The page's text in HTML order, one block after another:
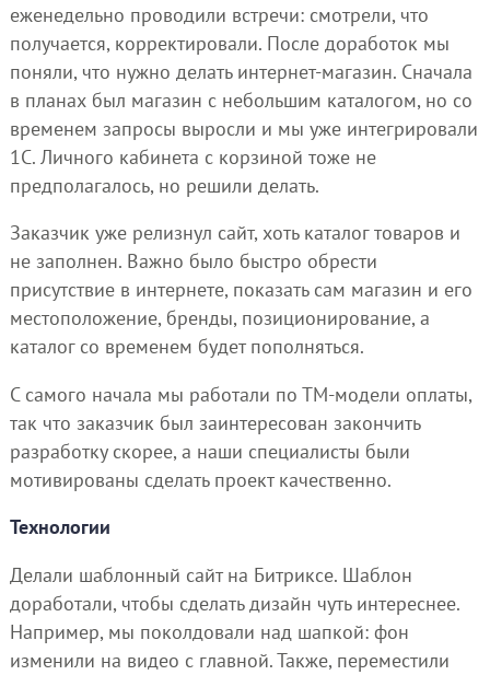
еженедельно проводили встречи: смотрели, что
получается, корректировали. После доработок мы
поняли, что нужно делать интернет-магазин. Сначала
в планах был магазин с небольшим каталогом, но со
временем запросы выросли и мы уже интегрировали
1С. Личного кабинета с корзиной тоже не
предполагалось, но решили делать.
Заказчик уже релизнул сайт, хоть каталог товаров и
не заполнен. Важно было быстро обрести
присутствие в интернете, показать сам магазин и его
местоположение, бренды, позиционирование, а
каталог со временем будет пополняться.
С самого начала мы работали по ТМ-модели оплаты,
так что заказчик был заинтересован закончить
разработку скорее, а наши специалисты были
мотивированы сделать проект качественно.
Технологии
Делали шаблонный сайт на Битриксе. Шаблон
доработали, чтобы сделать дизайн чуть интереснее.
Например, мы поколдовали над шапкой: фон
изменили на видео с главной. Также, переместили